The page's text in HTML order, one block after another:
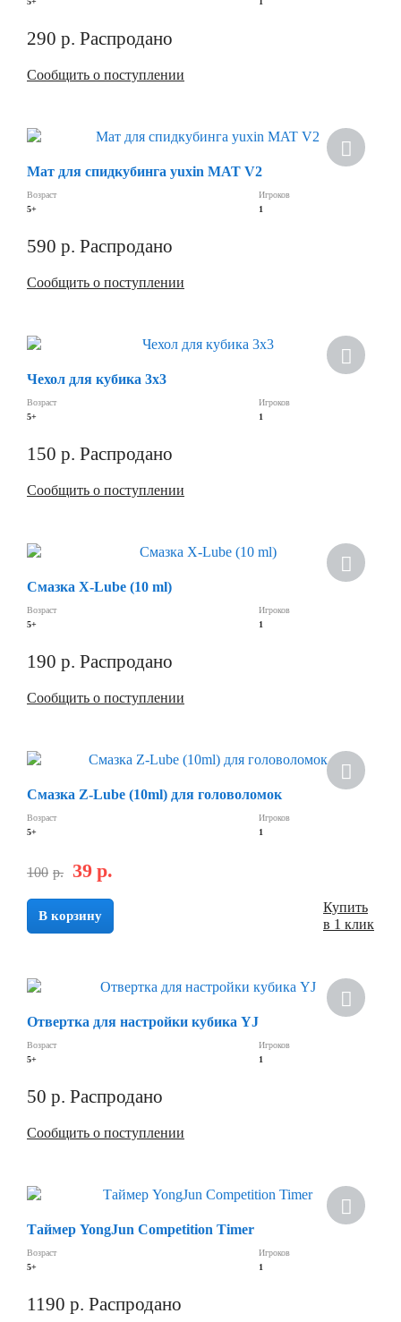
290 р. Распродано
Сообщить о поступлении
Мат для спидкубинга yuxin MAT V2
Возраст
5+
Игроков
1
590 р. Распродано
Сообщить о поступлении
Чехол для кубика 3х3
Возраст
5+
Игроков
1
150 р. Распродано
Сообщить о поступлении
Смазка X-Lube (10 ml)
Возраст
5+
Игроков
1
190 р. Распродано
Сообщить о поступлении
Смазка Z-Lube (10ml) для головоломок
Возраст
5+
Игроков
1
100 р. 39 р.
В корзину
Купить
в 1 клик
Отвертка для настройки кубика YJ
Возраст
5+
Игроков
1
50 р. Распродано
Сообщить о поступлении
Таймер YongJun Competition Timer
Возраст
5+
Игроков
1
1190 р. Распродано